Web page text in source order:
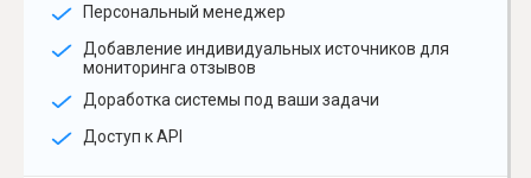
Персональный менеджер
Добавление индивидуальных источников для
мониторинга отзывов
Доработка системы под ваши задачи
Доступ к API